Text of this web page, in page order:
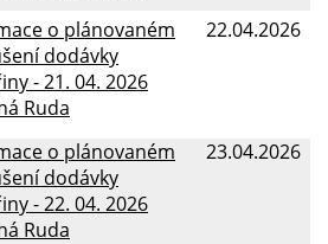
22.04.2026
o plánovaném
dodávky
- 21. 04. 2026
Ruda
23.04.2026
o plánovaném
dodávky
- 22. 04. 2026
Ruda